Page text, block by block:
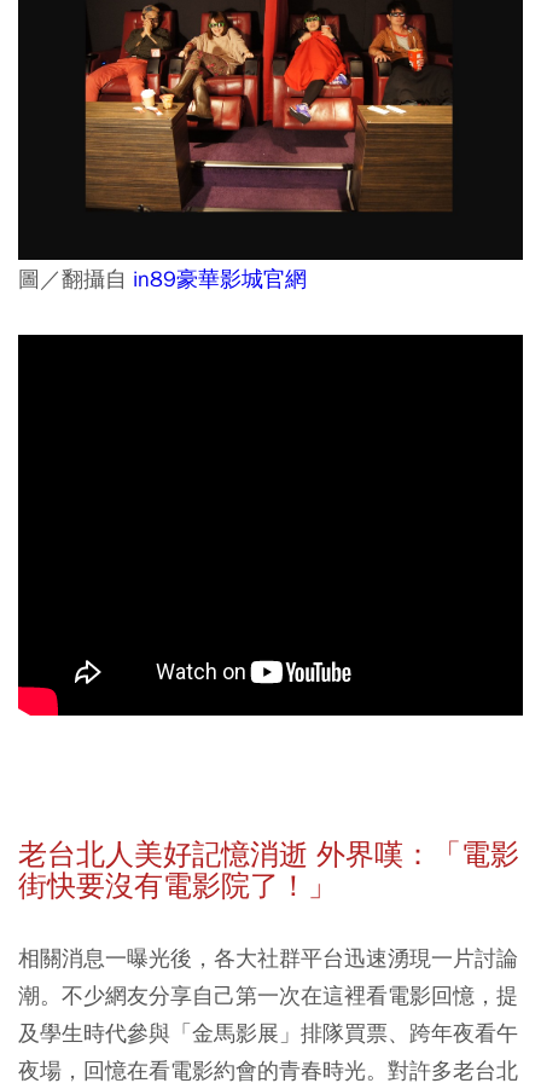
圖／翻攝自 in89豪華影城官網
老台北人美好記憶消逝 外界嘆：「電影
街快要沒有電影院了！」
相關消息一曝光後，各大社群平台迅速湧現一片討論
潮。不少網友分享自己第一次在這裡看電影回憶，提
及學生時代參與「金馬影展」排隊買票、跨年夜看午
夜場，回憶在看電影約會的青春時光。對許多老台北